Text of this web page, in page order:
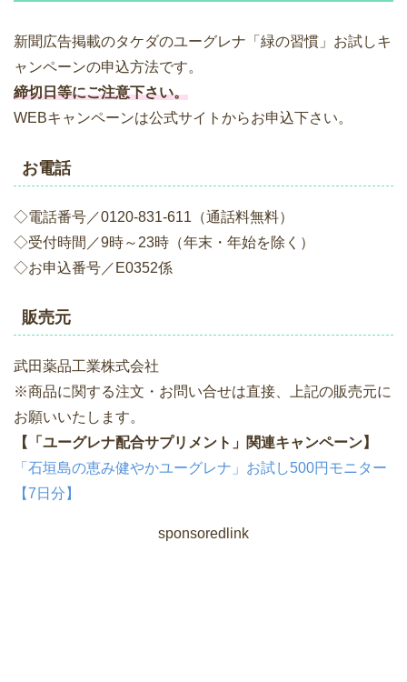
新聞広告掲載のタケダのユーグレナ「緑の習慣」お試しキ
ャンペーンの申込方法です。
締切日等にご注意下さい。
WEBキャンペーンは公式サイトからお申込下さい。
お電話
◇電話番号／0120-831-611（通話料無料）
◇受付時間／9時～23時（年末・年始を除く）
◇お申込番号／E0352係
販売元
武田薬品工業株式会社
※商品に関する注文・お問い合せは直接、上記の販売元に
お願いいたします。
【「ユーグレナ配合サプリメント」関連キャンペーン】
「石垣島の恵み健やかユーグレナ」お試し500円モニター
【7日分】
sponsoredlink